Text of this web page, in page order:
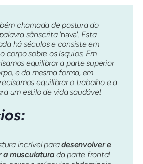
chamada de postura do
sânscrita 'nava'. Esta
há séculos e consiste em
corpo sobre os ísquios. Em
equilibrar a parte superior
e da mesma forma, em
equilibrar o trabalho e a
um estilo de vida saudável.
incrível paradesenvolver e
a musculatura da parte frontal